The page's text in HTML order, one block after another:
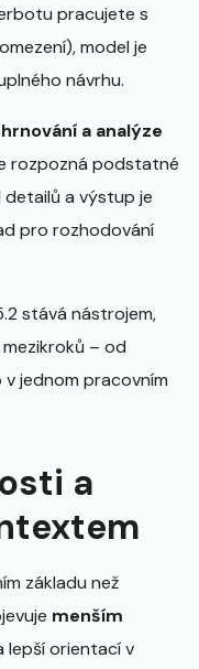
pracujete s
model je
návrhu.
a analýze
rozpozná podstatné
a výstup je
pro rozhodování
stává nástrojem,
– od
jednom pracovním
a
základu než
menším
lepší orientací v